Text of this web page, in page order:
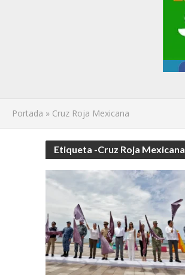
Portada » Cruz Roja Mexicana
Etiqueta -Cruz Roja Mexicana